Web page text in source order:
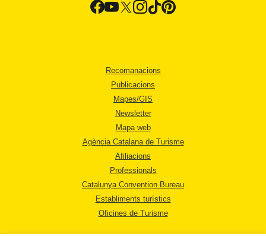
Recomanacions
Publicacions
Mapes/GIS
Newsletter
Mapa web
Agència Catalana de Turisme
Afiliacions
Professionals
Catalunya Convention Bureau
Establiments turístics
Oficines de Turisme